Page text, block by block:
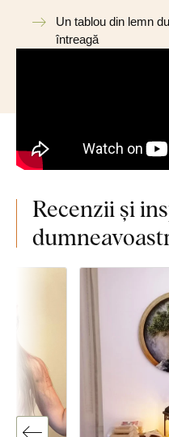
Un tablou din lemn
întreagă
Recenzii și